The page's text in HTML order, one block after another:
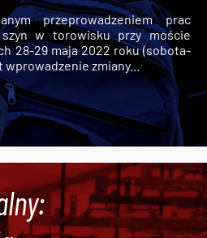
przeprowadzeniem prac
w torowisku przy moście
28-29 maja 2022 roku (sobota-
zmiany...